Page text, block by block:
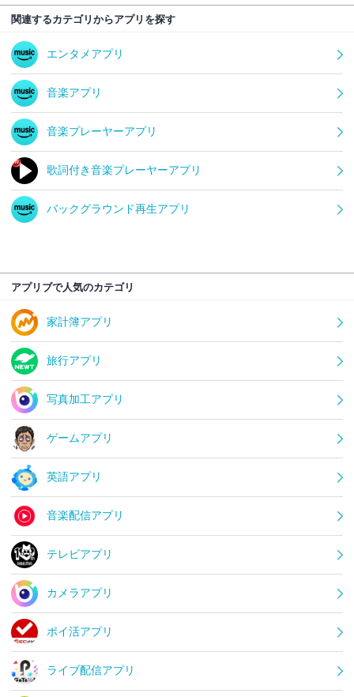
関連するカテゴリからアプリを探す
エンタメアプリ
音楽アプリ
音楽プレーヤーアプリ
歌詞付き音楽プレーヤーアプリ
バックグラウンド再生アプリ
アプリブで人気のカテゴリ
家計簿アプリ
旅行アプリ
写真加工アプリ
ゲームアプリ
英語アプリ
音楽配信アプリ
テレビアプリ
カメラアプリ
ポイ活アプリ
ライブ配信アプリ